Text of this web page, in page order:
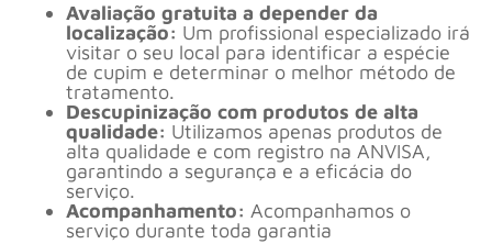
Avaliação gratuita a depender da
localização: Um profissional especializado irá
visitar o seu local para identificar a espécie
de cupim e determinar o melhor método de
tratamento.
Descupinização com produtos de alta
qualidade: Utilizamos apenas produtos de
alta qualidade e com registro na ANVISA,
garantindo a segurança e a eficácia do
serviço.
Acompanhamento: Acompanhamos o
serviço durante toda garantia